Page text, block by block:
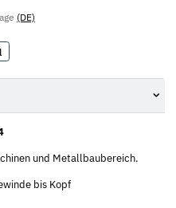
(DE)
und Metallbaubereich.
bis Kopf